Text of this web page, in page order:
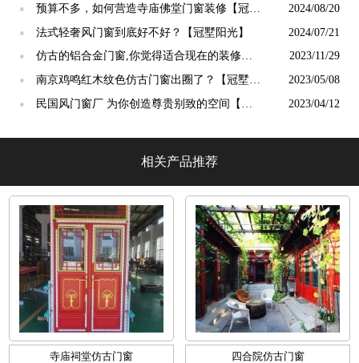
吗？【冠墅阳光】
●
预算不多，如何营造寺庙佛堂门窗装修【冠墅
阳光】
2024/08/20
● 法式轻奢风门窗到底好不好？【冠墅阳光】 2024/07/21
●
仿古的铝合金门窗,你觉得适合现在的装修吗?
【冠墅阳光】
2023/11/29
●
南京鸡鸣红木纹色仿古门窗出圈了？【冠墅阳
光】
2023/05/08
●
民国风门窗厂 为你创造尊贵别致的空间【冠
2023/04/12
相关产品推荐
寺庙祠堂仿古门窗 四合院仿古门窗